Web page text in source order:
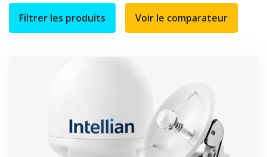
Filtrer les produits